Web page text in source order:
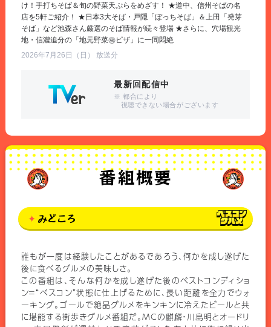
け！手打ちそば＆旬の野菜天ぷらをめざす！ ★道中、信州そばの名
店を5軒ご紹介！ ★日本3大そば・戸隠「ぼっちそば」＆上田「発芽
そば」など池森さん厳選のそば情報が続々登場 ★さらに、穴場観光
地・信濃追分の「地元野菜㊙ピザ」に一同悶絶
2026年7月26日（日） 放送分
最新回配信中
※ 都合により
視聴できない場合がございます
番組概要
みどころ
誰もが一度は経験したことがあるであろう、何かを成し遂げた
後に食べるグルメの美味しさ。
この番組は、そんな何かを成し遂げた後のベストコンディショ
ン＝“ベスコン”状態に仕上げるために、長い距離を全力でウォ
ーキング。ゴールで絶品グルメをキンキンに冷えたビールと共
に堪能する街歩きグルメ番組だ。MCの麒麟・川島明とオードリ